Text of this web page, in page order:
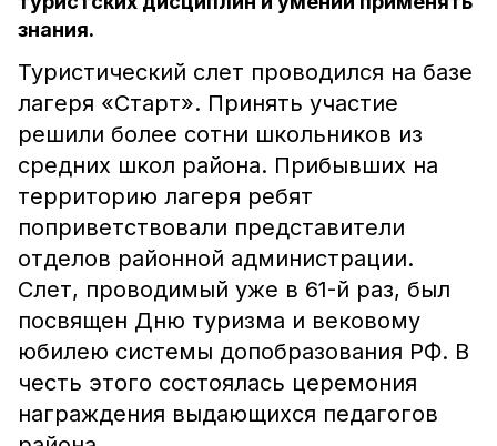
знания.
Туристический слет проводился на базе
лагеря «Старт». Принять участие
решили более сотни школьников из
средних школ района. Прибывших на
территорию лагеря ребят
поприветствовали представители
отделов районной администрации.
Слет, проводимый уже в 61-й раз, был
посвящен Дню туризма и вековому
юбилею системы допобразования РФ. В
честь этого состоялась церемония
награждения выдающихся педагогов